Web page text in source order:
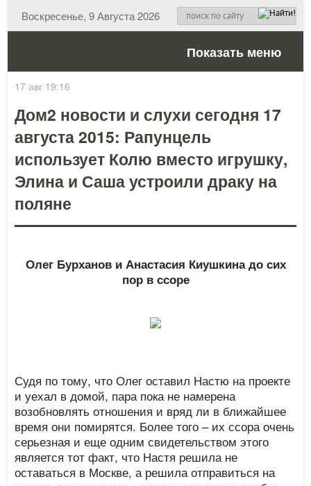
Воскресенье, 9 Августа 2026
Показать меню
17 авг 19:16
Дом2 новости и слухи сегодня 17
августа 2015: Рапунцель
использует Колю вместо игрушку,
Элина и Саша устроили драку на
поляне
Олег Бурханов и Анастасия Киушкина до сих
пор в ссоре
Судя по тому, что Олег оставил Настю на проекте
и уехал в домой, пара пока не намерена
возобновлять отношения и вряд ли в ближайшее
время они помирятся. Более того – их ссора очень
серьезная и еще одним свидетельством этого
является тот факт, что Настя решила не
оставаться в Москве, а решила отправиться на